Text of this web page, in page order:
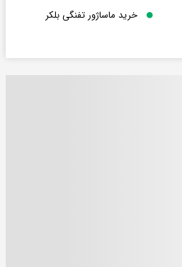
خرید ماساژور تفنگی بلکر